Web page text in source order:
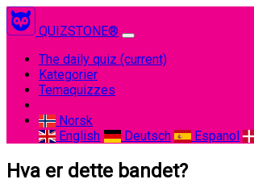
QUIZSTONE®
The daily quiz (current)
Kategorier
Temaquizzes
Norsk
English
Deutsch Espanol
Hva er dette bandet?